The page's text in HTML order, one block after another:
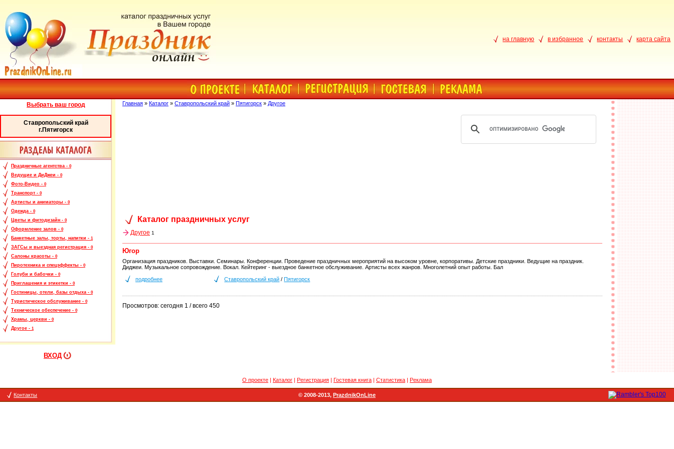
на главную в избранное контакты карта сайта
Выбрать ваш город
Ставропольский край
г.Пятигорск
Праздничные агентства - 0
Ведущие и ДиДжеи - 0
Фото-Видео - 0
Транспорт - 0
Артисты и аниматоры - 0
Одежда - 0
Цветы и фитодизайн - 0
Оформление залов - 0
Банкетные залы, торты, напитки - 1
ЗАГСы и выездная регистрация - 0
Салоны красоты - 0
Пиротехника и спецэффекты - 0
Голуби и бабочки - 0
Приглашения и этикетки - 0
Гостиницы, отели, базы отдыха - 0
Туристическое обслуживание - 0
Техническое обеспечение - 0
Храмы, церкви - 0
Другое - 1
ВХОД
Главная » Каталог » Ставропольский край » Пятигорск » Другое
Каталог праздничных услуг
Другое 1
Югор
Организация праздников. Выставки. Семинары. Конференции. Проведение праздничных мероприятий на высоком уровне, корпоративы. Детские праздники. Ведущие на праздник.
Диджеи. Музыкальное сопровождение. Вокал. Кейтеринг - выездное банкетное обслуживание. Артисты всех жанров. Многолетний опыт работы. Бал
подробнее
Ставропольский край /Пятигорск
Просмотров: сегодня 1 / всего 450
О проекте Каталог Регистрация Гостевая книга Статистика Реклама
Контакты © 2008-2013, PrazdnikOnLine